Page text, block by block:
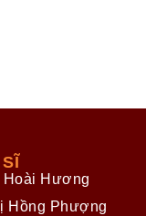
Hoài Hương
Hồng Phượng